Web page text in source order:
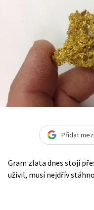
Přidat
Gram zlata dnes stojí
uživil, musí nejdřív